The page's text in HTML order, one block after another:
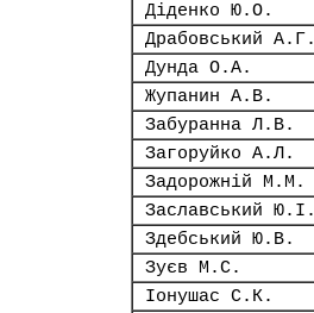
Діденко Ю.О.
Драбовський А.Г.
Дунда О.А.
Жупанин А.В.
Забуранна Л.В.
Загоруйко А.Л.
Задорожній М.М.
Заславський Ю.І.
Здебський Ю.В.
Зуєв М.С.
Іонушас С.К.